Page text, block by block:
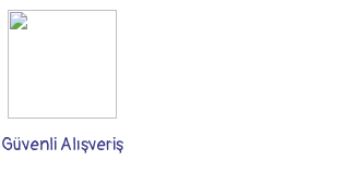
Güvenli Alışveriş